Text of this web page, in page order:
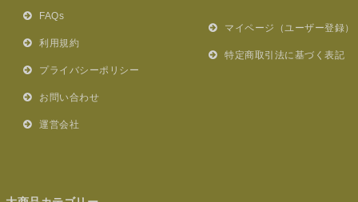
FAQs
利用規約
プライバシーポリシー
お問い合わせ
運営会社
マイページ（ユーザー登録）
特定商取引法に基づく表記